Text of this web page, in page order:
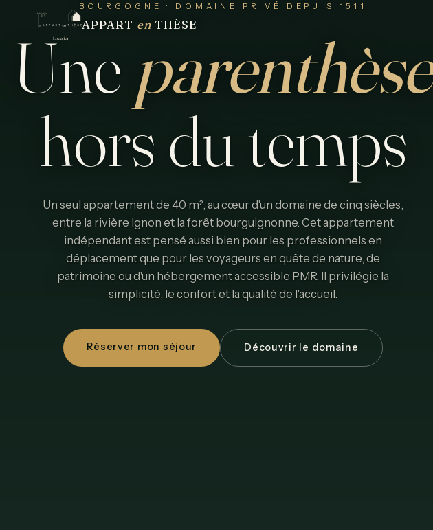
APPART en THÈSE
BOURGOGNE · DOMAINE PRIVÉ DEPUIS 1511
Une parenthèse
horsdutemps
Un seul appartement de 40 m², au cœur d'un domaine de cinq siècles,
entre la rivière Ignon et la forêt bourguignonne. Cet appartement
indépendant est pensé aussi bien pour les professionnels en
déplacement que pour les voyageurs en quête de nature, de
patrimoine ou d'un hébergement accessible PMR. Il privilégie la
simplicité, le confort et la qualité de l'accueil.
Réserver mon séjour Découvrir le domaine